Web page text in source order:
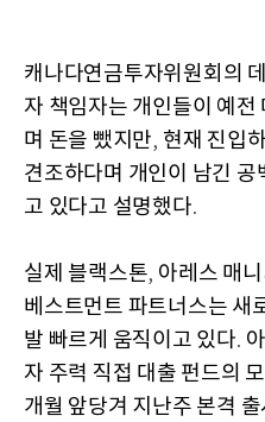
캐나다연금투자위원회의
자 책임자는 개인들이 예
며 돈을 뺐지만, 현재 진입
견조하다며 개인이 남긴
고 있다고 설명했다.
실제 블랙스톤, 아레스 매
베스트먼트 파트너스는 새
발 빠르게 움직이고 있다.
자 주력 직접 대출 펀드의
개월 앞당겨 지난주 본격